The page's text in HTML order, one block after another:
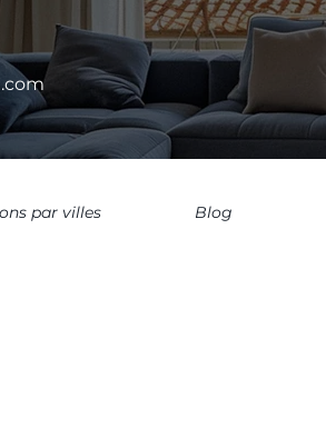
par villes Blog